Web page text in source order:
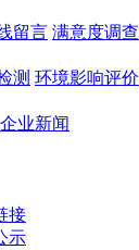
留言 满意度调查
测 环境影响评价
企业新闻
接
示